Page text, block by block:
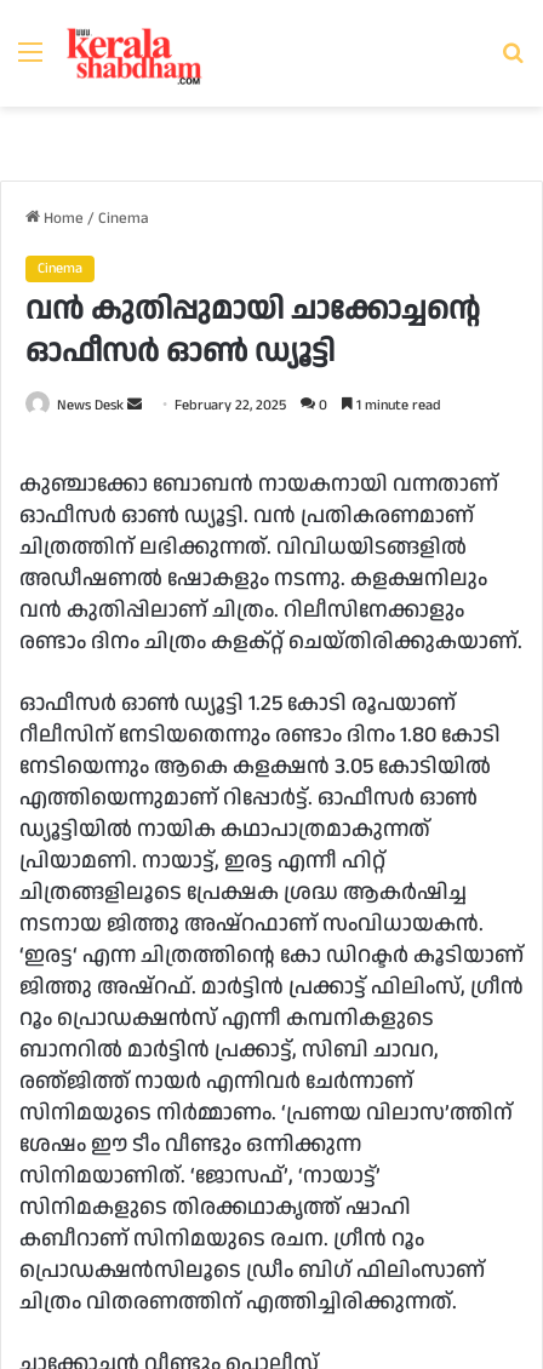
Menu
Home /Cinema
Cinema
വൻ കുതിപ്പുമായി ചാക്കോച്ചന്റെ
ഓഫീസര്‍ ഓണ്‍ ഡ്യൂട്ടി
News Desk
Send February 22, 2025 0 1 minute read
കുഞ്ചാക്കോ ബോബൻ നായകനായി വന്നതാണ്
ഓഫീസര്‍ ഓണ്‍ ഡ്യൂട്ടി. വൻ പ്രതികരണമാണ്
ചിത്രത്തിന് ലഭിക്കുന്നത്. വിവിധയിടങ്ങളില്‍
അഡീഷണല്‍ ഷോകളും നടന്നു. കളക്ഷനിലും
വൻ കുതിപ്പിലാണ് ചിത്രം. റിലീസിനേക്കാളും
രണ്ടാം ദിനം ചിത്രം കളക്റ്റ് ചെയ്‍തിരിക്കുകയാണ്.
ഓഫീസര്‍ ഓണ്‍ ഡ്യൂട്ടി 1.25 കോടി രൂപയാണ്
റീലീസിന് നേടിയതെന്നും രണ്ടാം ദിനം 1.80 കോടി
നേടിയെന്നും ആകെ കളക്ഷൻ 3.05 കോടിയില്‍
എത്തിയെന്നുമാണ് റിപ്പോര്‍ട്ട്. ഓഫീസര്‍ ഓണ്‍
ഡ്യൂട്ടിയില്‍ നായിക കഥാപാത്രമാകുന്നത്
പ്രിയാമണി. നായാട്ട്, ഇരട്ട എന്നീ ഹിറ്റ്
ചിത്രങ്ങളിലൂടെ പ്രേക്ഷക ശ്രദ്ധ ആകർഷിച്ച
നടനായ ജിത്തു അഷ്റഫാണ് സംവിധായകൻ.
‘ഇരട്ട‘ എന്ന ചിത്രത്തിന്റെ കോ ഡിറക്ടർ കൂടിയാണ്
ജിത്തു അഷ്‌റഫ്‌. മാർട്ടിൻ പ്രക്കാട്ട് ഫിലിംസ്, ഗ്രീൻ
റൂം പ്രൊഡക്ഷൻസ് എന്നീ കമ്പനികളുടെ
ബാനറിൽ മാർട്ടിൻ പ്രക്കാട്ട്, സിബി ചാവറ,
രഞ്‍ജിത്ത് നായർ എന്നിവ‍‍ര്‍ ചേർന്നാണ്
സിനിമയുടെ നിർമ്മാണം. ‘പ്രണയ വിലാസ’ത്തിന്
ശേഷം ഈ ടീം വീണ്ടും ഒന്നിക്കുന്ന
സിനിമയാണിത്. ‘ജോസഫ്’, ‘നായാട്ട്’
സിനിമകളുടെ തിരക്കഥാകൃത്ത് ഷാഹി
കബീറാണ് സിനിമയുടെ രചന. ഗ്രീൻ റൂം
പ്രൊഡക്ഷൻസിലൂടെ ഡ്രീം ബിഗ് ഫിലിംസാണ്
ചിത്രം വിതരണത്തിന് എത്തിച്ചിരിക്കുന്നത്.